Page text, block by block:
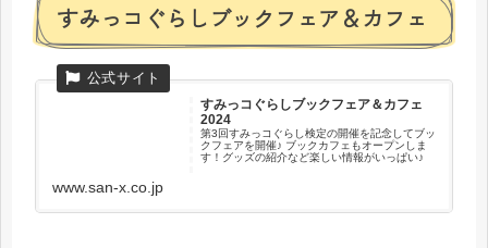
すみっコぐらしブックフェア＆カフェ
すみっコぐらしブックフェア＆カフェ
2024
第3回すみっコぐらし検定の開催を記念してブッ
クフェアを開催♪ ブックカフェもオープンしま
す！グッズの紹介など楽しい情報がいっぱい♪
www.san-x.co.jp